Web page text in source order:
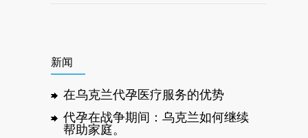
新闻
在乌克兰代孕医疗服务的优势
代孕在战争期间：乌克兰如何继续
帮助家庭。